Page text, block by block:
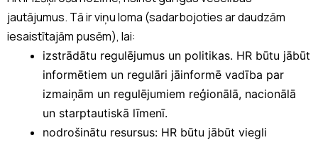
jautājumus. Tā ir viņu loma (sadarbojoties ar daudzām
iesaistītajām pusēm), lai:
izstrādātu regulējumus un politikas. HR būtu jābūt
informētiem un regulāri jāinformē vadība par
izmaiņām un regulējumiem reģionālā, nacionālā
un starptautiskā līmenī.
nodrošinātu resursus: HR būtu jābūt viegli